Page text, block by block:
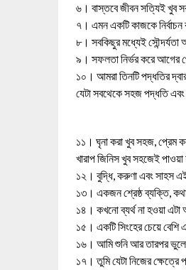
৬। বাস্তবে জীবন সত্যিই খুব
৭। এমন একটি কাজকে
৮। সবকিছুর মধ্যেই সৌন্দর্যতা
৯। সফলতা নির্ভর করে আগের
১০। আমরা তিনটি পদ্ধতির
যেটা সবথেকে সহজ পদ্ধতি
১১। ঘৃনা করা খুব সহজ, প্রেম
খারাপ জিনিস খুব সহজেই পাওয়া
১২। বুদ্ধি, করুণা এবং সাহস
১৩। একজন শ্রেষ্ঠ ব্যক্তি,
১৪। কখনো ব্যর্থ না হওয়া
১৫। একটি সিংহের চেয়ে বেশি
১৬। আমি শুনি আর তারপর ভুলে
১৭। তুমি যেটা নিজের ক্ষেত্রে